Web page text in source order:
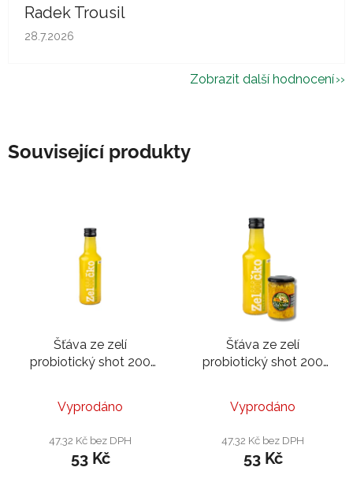
Radek Trousil
Hodnocení obchodu je 5 z 5 hvězdiček.
28.7.2026
Zobrazit další hodnocení
Související produkty
Šťáva ze zelí
probiotický shot 200
Vyprodáno
47,32 Kč bez DPH
53 Kč
Šťáva ze zelí
probiotický shot 200
Vyprodáno
47,32 Kč bez DPH
53 Kč